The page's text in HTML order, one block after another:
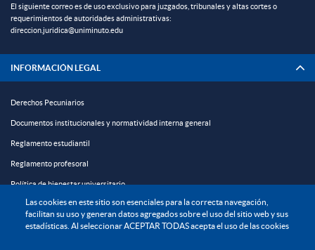
Las cookies en este sitio son esenciales para la correcta navegación,
facilitan su uso y generan datos agregados sobre el uso del sitio web y sus
estadísticas. Al seleccionar ACEPTAR TODAS acepta el uso de las cookies
El siguiente correo es de uso exclusivo para juzgados, tribunales y altas cortes o
requerimientos de autoridades administrativas:
direccion.juridica@uniminuto.edu
INFORMACIÓN LEGAL
Derechos Pecuniarios
Documentos institucionales y normatividad interna general
Reglamento estudiantil
Reglamento profesoral
Política de bienestar universitario
Política de protección de datos personales